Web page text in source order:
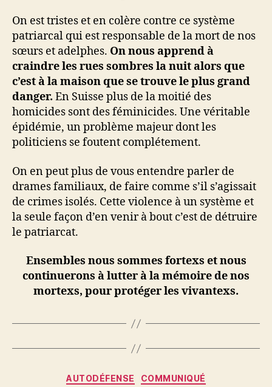
On est tristes et en colère contre ce système
patriarcal qui est responsable de la mort de nos
sœurs et adelphes. On nous apprend à
craindre les rues sombres la nuit alors que
c’est à la maison que se trouve le plus grand
danger. En Suisse plus de la moitié des
homicides sont des féminicides. Une véritable
épidémie, un problème majeur dont les
politiciens se foutent complétement.
On en peut plus de vous entendre parler de
drames familiaux, de faire comme s’il s’agissait
de crimes isolés. Cette violence à un système et
la seule façon d’en venir à bout c’est de détruire
le patriarcat.
Ensembles nous sommes fortexs et nous
continuerons à lutter à la mémoire de nos
mortexs, pour protéger les vivantexs.
Catégories
AUTODÉFENSE COMMUNIQUÉ